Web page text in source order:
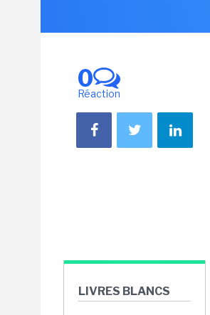
0
Réaction
LIVRES BLANCS